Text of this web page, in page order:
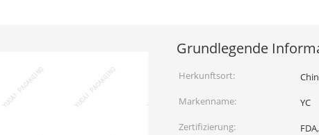
Grundlegende
Herkunftsort:
Markenname:
YC
Zertifizierung: